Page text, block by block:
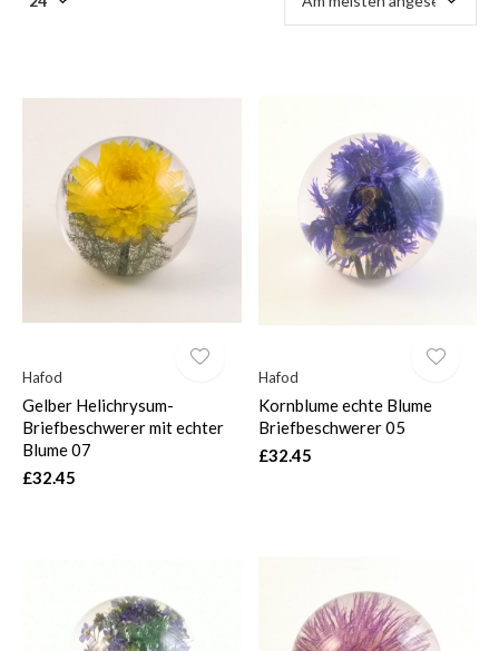
Hafod
Gelber Helichrysum-
Briefbeschwerer mit echter
Blume 07
£32.45
Hafod
Kornblume echte Blume
Briefbeschwerer 05
£32.45